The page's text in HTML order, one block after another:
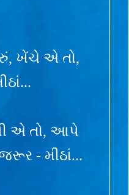
ખેંચે એ તો,
એ તો, આપે
- મીઠાં...